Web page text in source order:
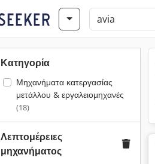
Κατηγορία
Μηχανήματα κατεργασίας
μετάλλου & εργαλειομηχανές
(18)
Λεπτομέρειες
μηχανήματος